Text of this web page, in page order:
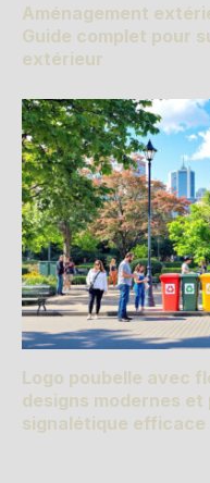
Aménagement
Guide complet pour
extérieur
Logo poubelle avec
designs modernes
signalétique efficace